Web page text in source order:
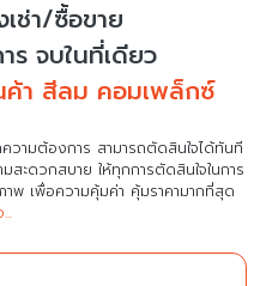
เช่า/ซื้อขาย
ร จบในที่เดียว
ค้า สีลม คอมเพล็กซ์
ามต้องการ สามารถตัดสินใจได้ทันที
สะดวกสบาย ให้ทุกการตัดสินใจในการ
พ เพื่อความคุ้มค่า คุ้มราคามากที่สุด